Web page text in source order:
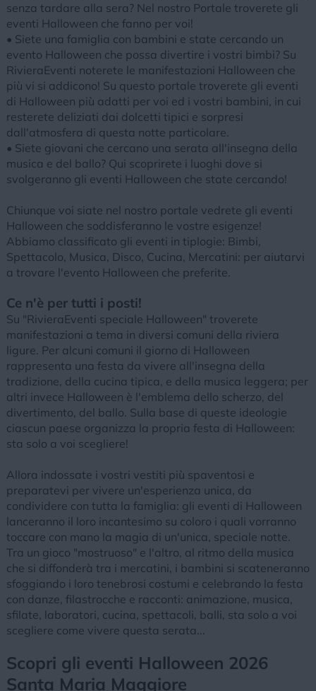
senza tardare alla sera? Nel nostro Portale troverete gli
eventi Halloween che fanno per voi!
• Siete una famiglia con bambini e state cercando un
evento Halloween che possa divertire i vostri bimbi? Su
RivieraEventi noterete le manifestazioni Halloween che
più vi si addicono! Su questo portale troverete gli eventi
di Halloween più adatti per voi ed i vostri bambini, in cui
resterete deliziati dai dolcetti tipici e sorpresi
dall'atmosfera di questa notte particolare.
• Siete giovani che cercano una serata all'insegna della
musica e del ballo? Qui scoprirete i luoghi dove si
svolgeranno gli eventi Halloween che state cercando!
Chiunque voi siate nel nostro portale vedrete gli eventi
Halloween che soddisferanno le vostre esigenze!
Abbiamo classificato gli eventi in tiplogie: Bimbi,
Spettacolo, Musica, Disco, Cucina, Mercatini: per aiutarvi
a trovare l'evento Halloween che preferite.
Ce n'è per tutti i posti!
Su "RivieraEventi speciale Halloween" troverete
manifestazioni a tema in diversi comuni della riviera
ligure. Per alcuni comuni il giorno di Halloween
rappresenta una festa da vivere all'insegna della
tradizione, della cucina tipica, e della musica leggera; per
altri invece Halloween è l'emblema dello scherzo, del
divertimento, del ballo. Sulla base di queste ideologie
ciascun paese organizza la propria festa di Halloween:
sta solo a voi scegliere!
Allora indossate i vostri vestiti più spaventosi e
preparatevi per vivere un'esperienza unica, da
condividere con tutta la famiglia: gli eventi di Halloween
lanceranno il loro incantesimo su coloro i quali vorranno
toccare con mano la magia di un'unica, speciale notte.
Tra un gioco "mostruoso" e l'altro, al ritmo della musica
che si diffonderà tra i mercatini, i bambini si scateneranno
sfoggiando i loro tenebrosi costumi e celebrando la festa
con danze, filastrocche e racconti: animazione, musica,
sfilate, laboratori, cucina, spettacoli, balli, sta solo a voi
scegliere come vivere questa serata...
Scopri gli eventi Halloween 2026
Santa Maria Maggiore